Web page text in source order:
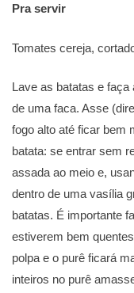
Pra servir
Tomates cereja,
Lave as batatas e
de uma faca. Asse
fogo alto até ficar bem
batata: se entrar sem
assada ao meio e,
dentro de uma vasília
batatas. É importante
estiverem bem
polpa e o purê ficará
inteiros no purê